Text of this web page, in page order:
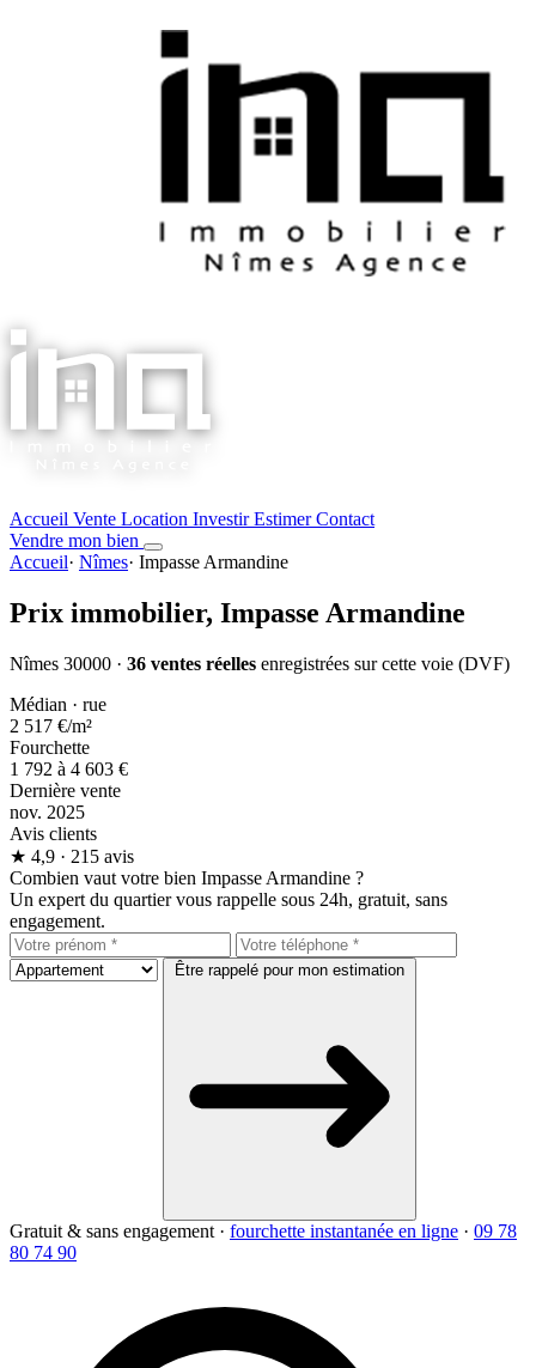
Accueil Vente Location InvestirEstimerContact
Vendre mon bien
Accueil· Nîmes· Impasse Armandine
Prix immobilier, Impasse Armandine
Nîmes 30000 · 36 ventes réelles enregistrées sur cette voie (DVF)
Médian · rue
2 517 €/m²
Fourchette
1 792 à 4 603 €
Dernière vente
nov. 2025
Avis clients
★ 4,9 · 215 avis
Combien vaut votre bien Impasse Armandine ?
Un expert du quartier vous rappelle sous 24h, gratuit, sans
engagement.
Être rappelé pour mon estimation
Gratuit & sans engagement · fourchette instantanée en ligne · 09 78
80 74 90